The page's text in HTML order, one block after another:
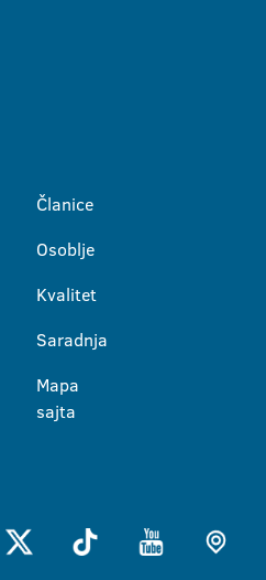
Članice
Osoblje
Kvalitet
Saradnja
Mapa
sajta